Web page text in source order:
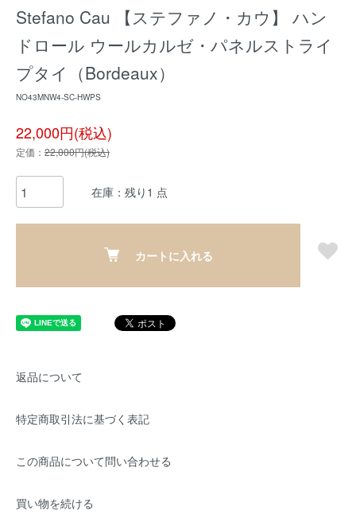
Stefano Cau 【ステファノ・カウ】 ハン
ドロール ウールカルゼ・パネルストライ
プタイ（Bordeaux）
NO43MNW4-SC-HWPS
22,000円(税込)
定価： 22,000円(税込)
在庫：残り1 点
カートに入れる
返品について
特定商取引法に基づく表記
この商品について問い合わせる
買い物を続ける